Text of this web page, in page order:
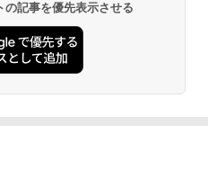
プトの言葉 AI画像生成シリー
イラストLabo)
- 目に優しい、かさばら
な画面で読みやすい、6週間持
ー、6インチディスプレイ電子
ー、ブラック、16GB、広告な
記事を優先表示させる